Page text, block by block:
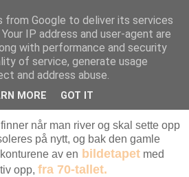
2010
når man river og skal sette opp
på nytt, og bak den gamle
av en bildetapet med
opp, fra 70-tallet.
from Google to deliver its services
IP address and user-agent are
with performance and security
of service, generate usage
and address abuse.
MORE GOT IT